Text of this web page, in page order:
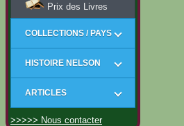
Prix des Livres
COLLECTIONS / PAYS
HISTOIRE NELSON
ARTICLES
>>>>> Nous contacter